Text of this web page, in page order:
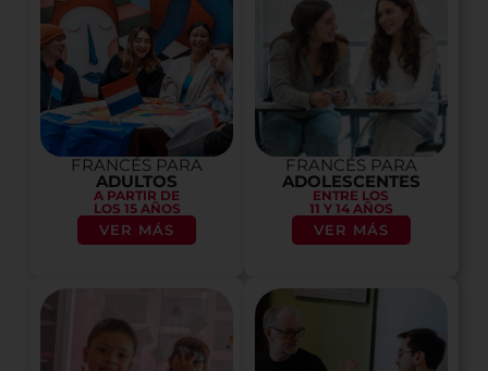
FRANCÉS PARA
ADULTOS
A PARTIR DE
LOS 15 AÑOS
VER MÁS
FRANCÉS PARA
ADOLESCENTES
ENTRE LOS
11 Y 14 AÑOS
VER MÁS